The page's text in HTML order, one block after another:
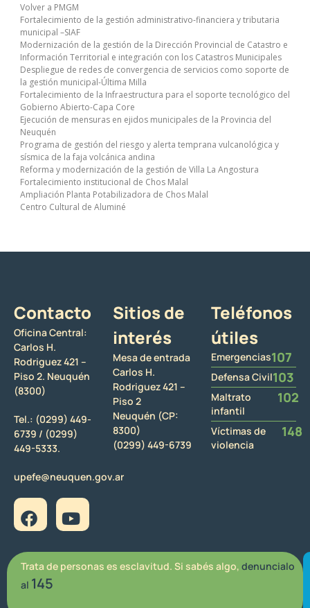
Volver a PMGM
Fortalecimiento de la gestión administrativo-financiera y tributaria
municipal –SIAF
Modernización de la gestión de la Dirección Provincial de Catastro e
Información Territorial e integración con los Catastros Municipales
Despliegue de redes de convergencia de servicios como soporte de
la gestión municipal-Última Milla
Fortalecimiento de la Infraestructura para el soporte tecnológico del
Gobierno Abierto-Capa Core
Ejecución de mensuras en ejidos municipales de la Provincia del
Neuquén
Programa de gestión del riesgo y alerta temprana vulcanológica y
sísmica de la faja volcánica andina
Reforma y modernización de la gestión de Villa La Angostura
Fortalecimiento institucional de Chos Malal
Ampliación Planta Potabilizadora de Chos Malal
Centro Cultural de Aluminé
Contacto
Oficina Central:
Carlos H.
Rodriguez 421 –
Piso 2. Neuquén
(8300)
Tel.: (0299) 449-
6739 / (0299)
449-5333.
upefe@neuquen.gov.ar
Sitios de
interés
Mesa de entrada
Carlos H.
Rodriguez 421 –
Piso 2
Neuquén (CP:
8300)
(0299) 449-6739
Teléfonos
útiles
Emergencias107
Defensa Civil103
Maltrato
infantil
102
Víctimas de
violencia
148
Trata de personas es esclavitud. Si sabés algo, denuncialo
al 145